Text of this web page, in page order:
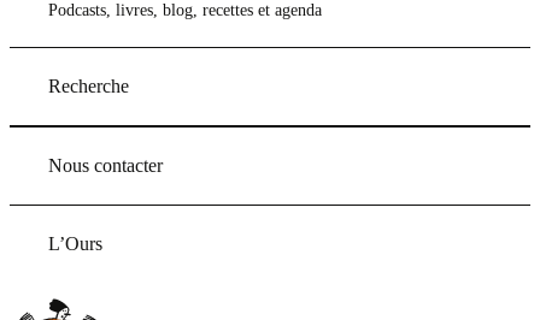
Podcasts, livres, blog, recettes et agenda
Recherche
Nous contacter
L’Ours